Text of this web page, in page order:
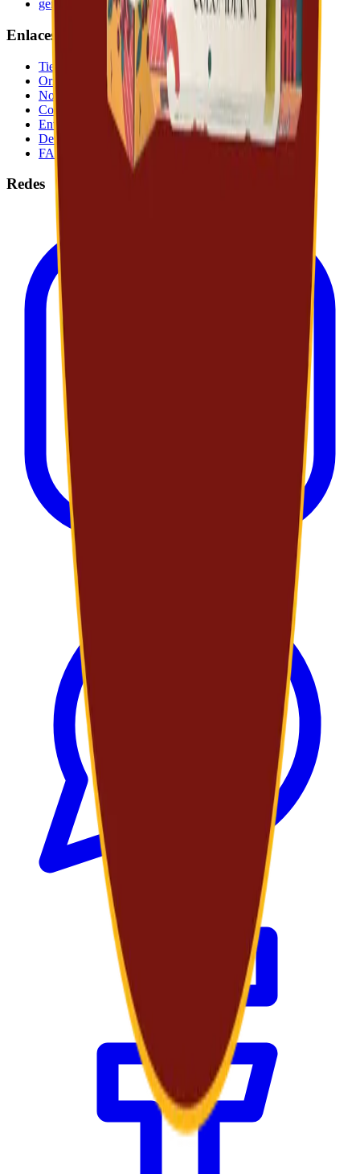
gerencia@agroambientec.com
Enlaces
Tienda
Orígenes
Nosotros
Contáctanos
Envíos
Devoluciones
FAQ
Redes